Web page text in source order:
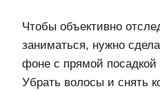
Чтобы объективно
заниматься, нужно
фоне с прямой посадкой
Убрать волосы и снять